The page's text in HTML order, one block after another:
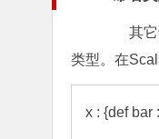
其它语
类型。在
x : {def bar